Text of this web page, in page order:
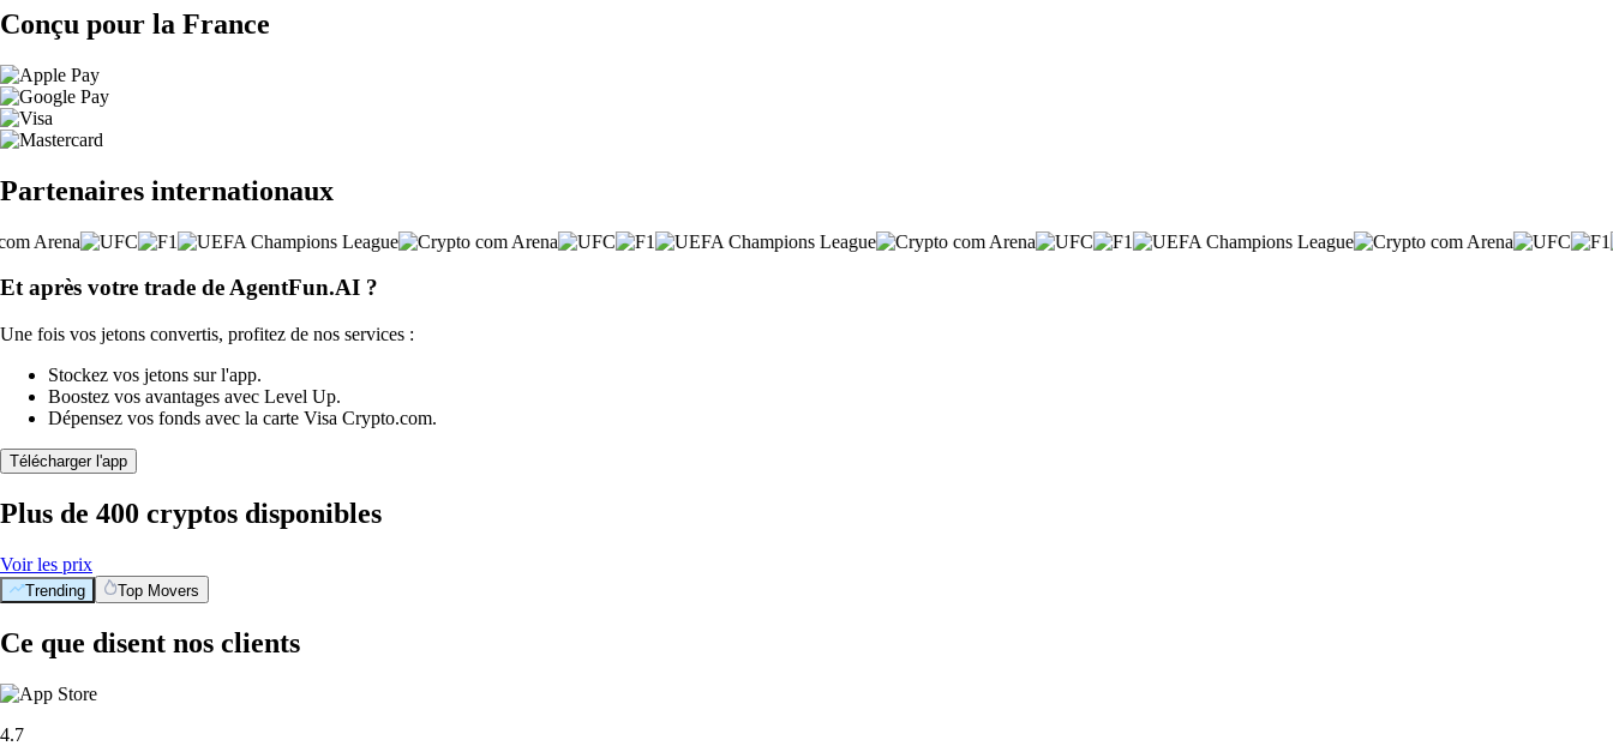
Conçu pour la France
Partenaires internationaux
Et après votre trade de AgentFun.AI ?
Une fois vos jetons convertis, profitez de nos services :
Stockez vos jetons sur l'app.
Boostez vos avantages avec Level Up.
Dépensez vos fonds avec la carte Visa Crypto.com.
Télécharger l'app
Plus de 400 cryptos disponibles
Voir les prix
Trending Top Movers
Ce que disent nos clients
4.7